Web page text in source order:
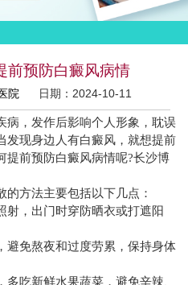
前预防白癜风病情
院 日期：2024-10-11
，发作后影响个人形象，耽误
发现身边人有白癜风，就想提前
提前预防白癜风病情呢?长沙博
方法主要包括以下几点：
，出门时穿防晒衣或打遮阳
免熬夜和过度劳累，保持身体
吃新鲜水果蔬菜，避免辛辣、